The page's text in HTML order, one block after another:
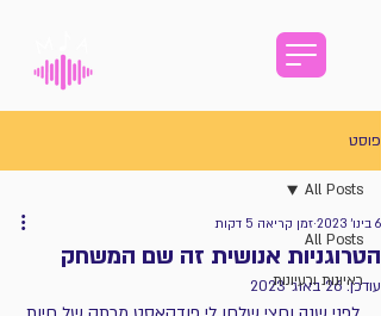
פוסט
All Posts
ראיונות ורעיונות
All Posts
הטרוגניות אנושית זה שם המשחק
6 בינו׳ 2023 זמן קריאה 5 דקות
עודכן:26 באוג׳ 2023